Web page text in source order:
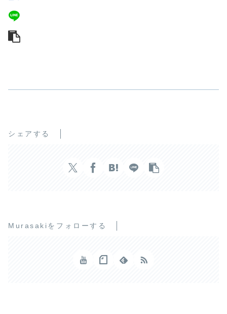
シェアする
Murasakiをフォローする